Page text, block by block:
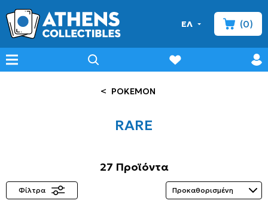
ΕΛ
minicart
(0)
menu search wishlist
< POKEMON
RARE
27 Προϊόντα
Φίλτρα